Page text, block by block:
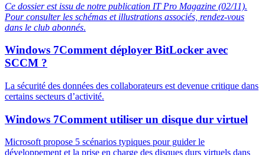
Ce dossier est issu de notre publication IT Pro Magazine (02/11).
Pour consulter les schémas et illustrations associés, rendez-vous
dans le club abonnés.
Windows 7Comment déployer BitLocker avec
SCCM ?
La sécurité des données des collaborateurs est devenue critique dans
certains secteurs d’activité.
Windows 7Comment utiliser un disque dur virtuel
Microsoft propose 5 scénarios typiques pour guider le
développement et la prise en charge des disques durs virtuels dans